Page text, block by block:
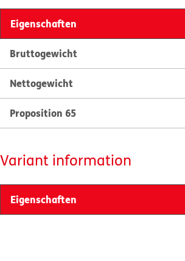
Eigenschaften
Bruttogewicht
Nettogewicht
Proposition 65
Variant information
Eigenschaften